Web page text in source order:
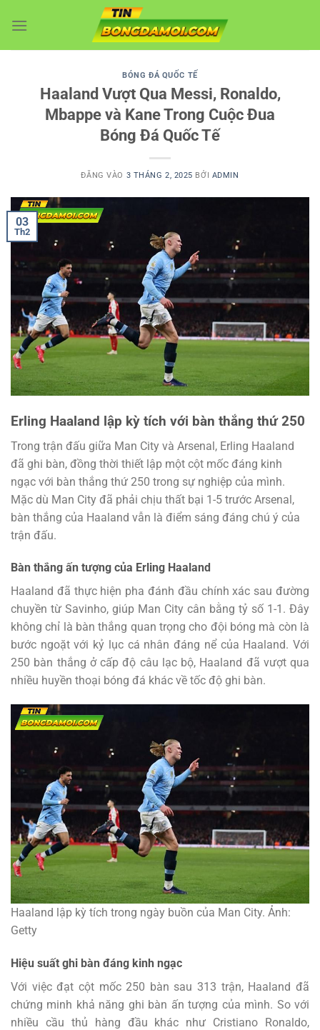
qua
BÓNG ĐÁ QUỐC TẾ
Haaland Vượt Qua Messi, Ronaldo,
Mbappe và Kane Trong Cuộc Đua
Bóng Đá Quốc Tế
ĐĂNG VÀO 3 THÁNG 2, 2025 BỞI ADMIN
03
Th2
Erling Haaland lập kỳ tích với bàn thắng thứ 250
Trong trận đấu giữa Man City và Arsenal, Erling Haaland
đã ghi bàn, đồng thời thiết lập một cột mốc đáng kinh
ngạc với bàn thắng thứ 250 trong sự nghiệp của mình.
Mặc dù Man City đã phải chịu thất bại 1-5 trước Arsenal,
bàn thắng của Haaland vẫn là điểm sáng đáng chú ý của
trận đấu.
Bàn thắng ấn tượng của Erling Haaland
Haaland đã thực hiện pha đánh đầu chính xác sau đường
chuyền từ Savinho, giúp Man City cân bằng tỷ số 1-1. Đây
không chỉ là bàn thắng quan trọng cho đội bóng mà còn là
bước ngoặt với kỷ lục cá nhân đáng nể của Haaland. Với
250 bàn thắng ở cấp độ câu lạc bộ, Haaland đã vượt qua
nhiều huyền thoại bóng đá khác về tốc độ ghi bàn.
Haaland lập kỳ tích trong ngày buồn của Man City. Ảnh:
Getty
Hiệu suất ghi bàn đáng kinh ngạc
Với việc đạt cột mốc 250 bàn sau 313 trận, Haaland đã
chứng minh khả năng ghi bàn ấn tượng của mình. So với
nhiều cầu thủ hàng đầu khác như Cristiano Ronaldo,